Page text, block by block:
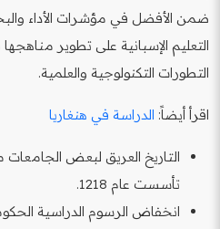
ضمن الأفضل في مؤشرات الأداء
التعليم الإسبانية على تطوير
التطورات التكنولوجية والعلمية.
اقرأ أيضاً: الدراسة في هنغاريا
التاريخ العريق لبعض
تأسست عام 1218.
انخفاض الرسوم الدراسية